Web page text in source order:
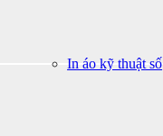
In áo kỹ thuật số